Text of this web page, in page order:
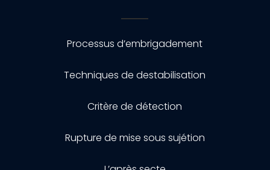
Processus d’embrigadement
Techniques de destabilisation
Critère de détection
Rupture de mise sous sujétion